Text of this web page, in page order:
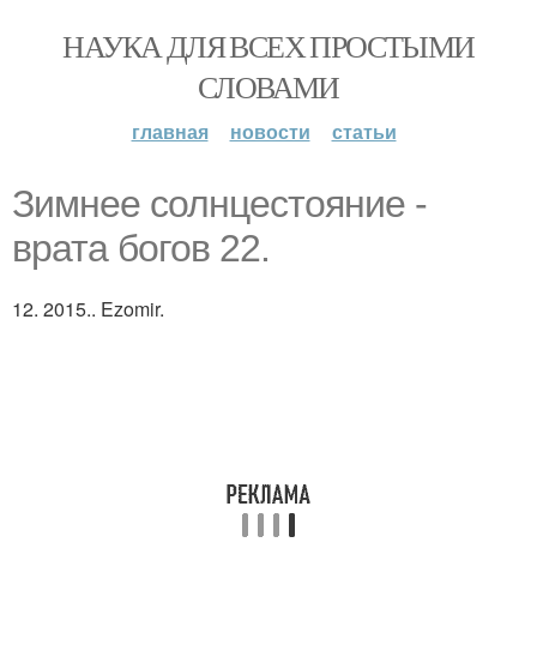
НАУКА ДЛЯ ВСЕХ ПРОСТЫМИ
СЛОВАМИ
главная новости статьи
Зимнее солнцестояние -
врата богов 22.
12. 2015.. Ezomir.